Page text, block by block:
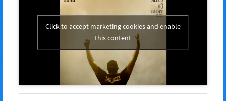
Click to accept marketing cookies and enable
this content